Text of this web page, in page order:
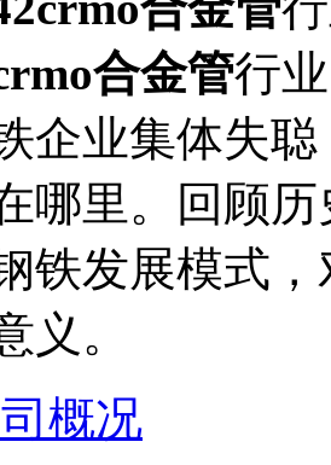
合金管行
企业集体失
哪里。回顾
铁发展模式
义。
概况